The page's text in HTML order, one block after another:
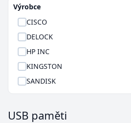
Výrobce
CISCO
DELOCK
HP INC
KINGSTON
SANDISK
USB paměti